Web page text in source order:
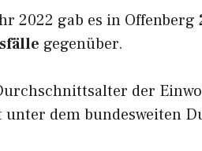
2022 gab es in Offenberg
gegenüber.
der
unter dem bundesweiten